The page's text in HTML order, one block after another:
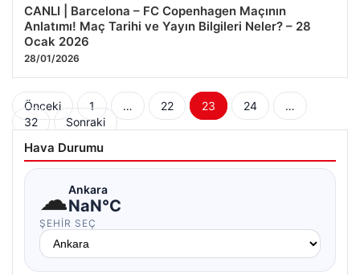
CANLI | Barcelona – FC Copenhagen Maçının
Anlatımı! Maç Tarihi ve Yayın Bilgileri Neler? – 28
Ocak 2026
28/01/2026
Yazı
sayfalaması
Önceki 1 … 22 23 24
…
32
Sonraki
Hava Durumu
☁Ankara
NaN°C
ŞEHIR SEÇ